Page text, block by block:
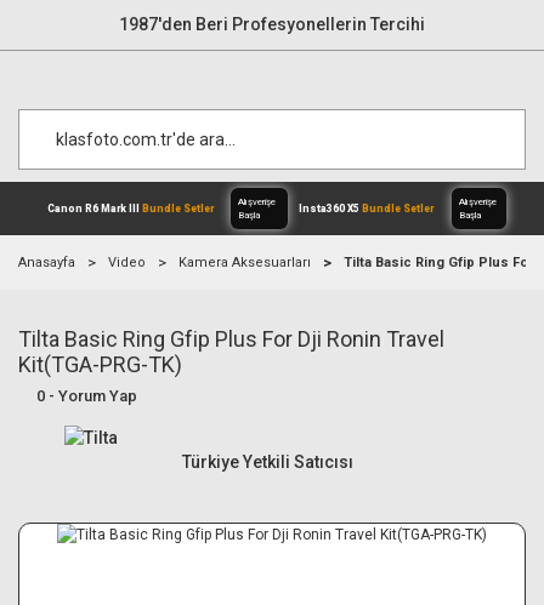
1987'den Beri Profesyonellerin Tercihi
Canon R6 Mark IIIBundle Setler
Alışverişe
Anasayfa Video Kamera Aksesuarları Tilta Basic Ring Gfip Plus For
Tilta Basic Ring Gfip Plus For Dji Ronin Travel
Kit(TGA-PRG-TK)
0 - Yorum Yap
Türkiye Yetkili Satıcısı